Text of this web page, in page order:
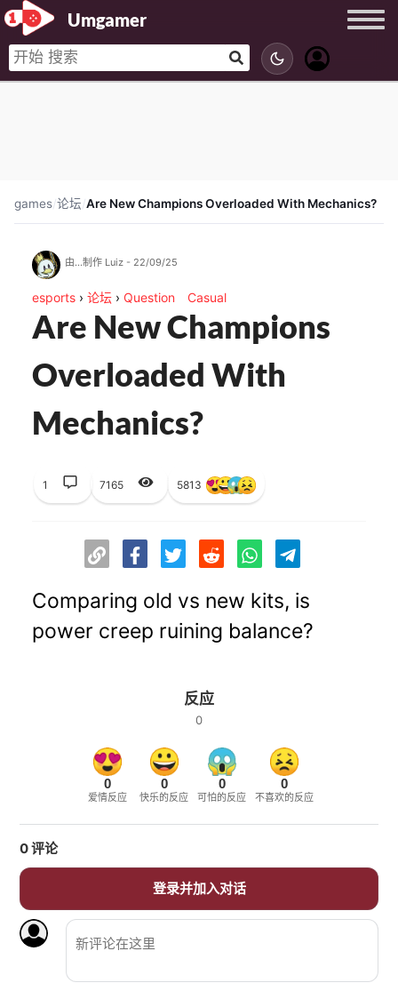
Umgamer
games/论坛/Are New Champions Overloaded With Mechanics?
由...制作 Luiz - 22/09/25
esports › 论坛 › Question Casual
Are New Champions
Overloaded With
Mechanics?
1 7165 5813
Comparing old vs new kits, is
power creep ruining balance?
反应
0
0
爱情反应
0
快乐的反应
0
可怕的反应
0
不喜欢的反应
0评论
登录并加入对话